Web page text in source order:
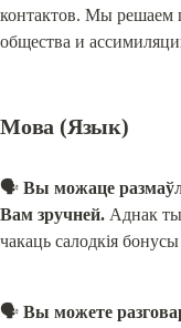
контактов. Мы решаем
общества и
Мова (Язык)
🗣️ Вы можаце
Вам зручней. Аднак
чакаць салодкія
🗣️ Вы можете